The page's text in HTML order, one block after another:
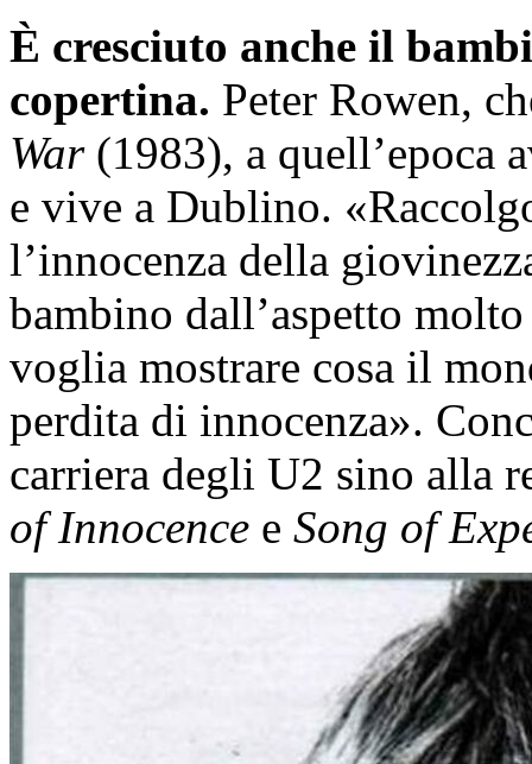
È cresciuto anche il
copertina. Peter Rowen,
War(1983), a quell’epoca
e vive a Dublino.
l’innocenza della
bambino dall’aspetto
voglia mostrare cosa il
perdita di innocenza».
carriera degli U2 sino alla
of Innocence e Song of